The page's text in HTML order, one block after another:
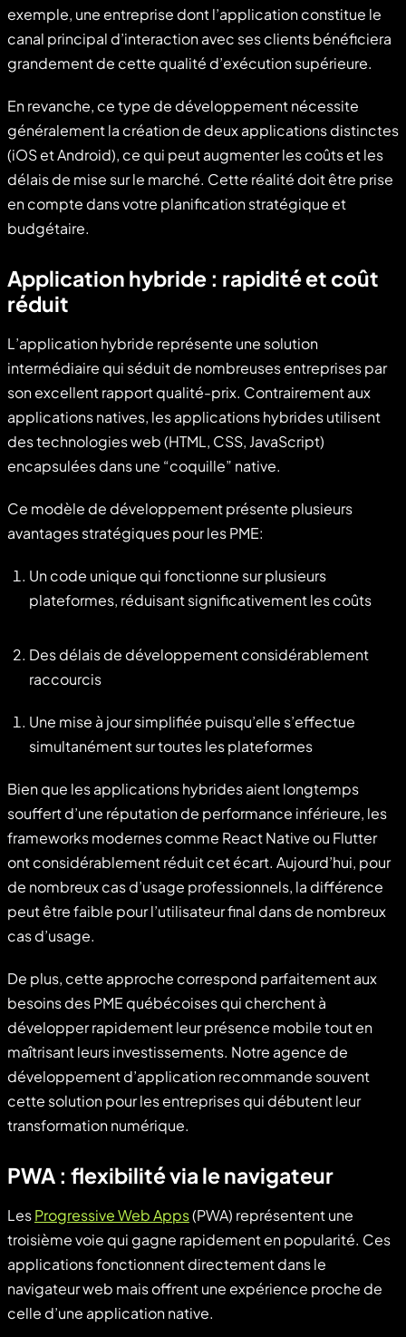
exemple, une entreprise dont l’application constitue le
canal principal d’interaction avec ses clients bénéficiera
grandement de cette qualité d’exécution supérieure.
En revanche, ce type de développement nécessite
généralement la création de deux applications distinctes
(iOS et Android), ce qui peut augmenter les coûts et les
délais de mise sur le marché. Cette réalité doit être prise
en compte dans votre planification stratégique et
budgétaire.
Application hybride : rapidité et coût
réduit
L’application hybride représente une solution
intermédiaire qui séduit de nombreuses entreprises par
son excellent rapport qualité-prix. Contrairement aux
applications natives, les applications hybrides utilisent
des technologies web (HTML, CSS, JavaScript)
encapsulées dans une “coquille” native.
Ce modèle de développement présente plusieurs
avantages stratégiques pour les PME:
Un code unique qui fonctionne sur plusieurs
plateformes, réduisant significativement les coûts
Des délais de développement considérablement
raccourcis
Une mise à jour simplifiée puisqu’elle s’effectue
simultanément sur toutes les plateformes
Bien que les applications hybrides aient longtemps
souffert d’une réputation de performance inférieure, les
frameworks modernes comme React Native ou Flutter
ont considérablement réduit cet écart. Aujourd’hui, pour
de nombreux cas d’usage professionnels, la différence
peut être faible pour l’utilisateur final dans de nombreux
cas d’usage.
De plus, cette approche correspond parfaitement aux
besoins des PME québécoises qui cherchent à
développer rapidement leur présence mobile tout en
maîtrisant leurs investissements. Notre agence de
développement d’application recommande souvent
cette solution pour les entreprises qui débutent leur
transformation numérique.
PWA : flexibilité via le navigateur
LesProgressive Web Apps(PWA) représentent une
troisième voie qui gagne rapidement en popularité. Ces
applications fonctionnent directement dans le
navigateur web mais offrent une expérience proche de
celle d’une application native.